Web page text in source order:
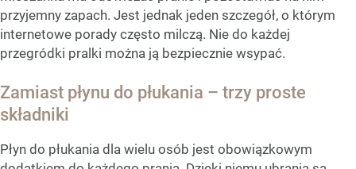
przyjemny zapach. Jest jednak jeden szczegół, o którym
internetowe porady często milczą. Nie do każdej
przegródki pralki można ją bezpiecznie wsypać.
Zamiast płynu do płukania – trzy proste
składniki
Płyn do płukania dla wielu osób jest obowiązkowym